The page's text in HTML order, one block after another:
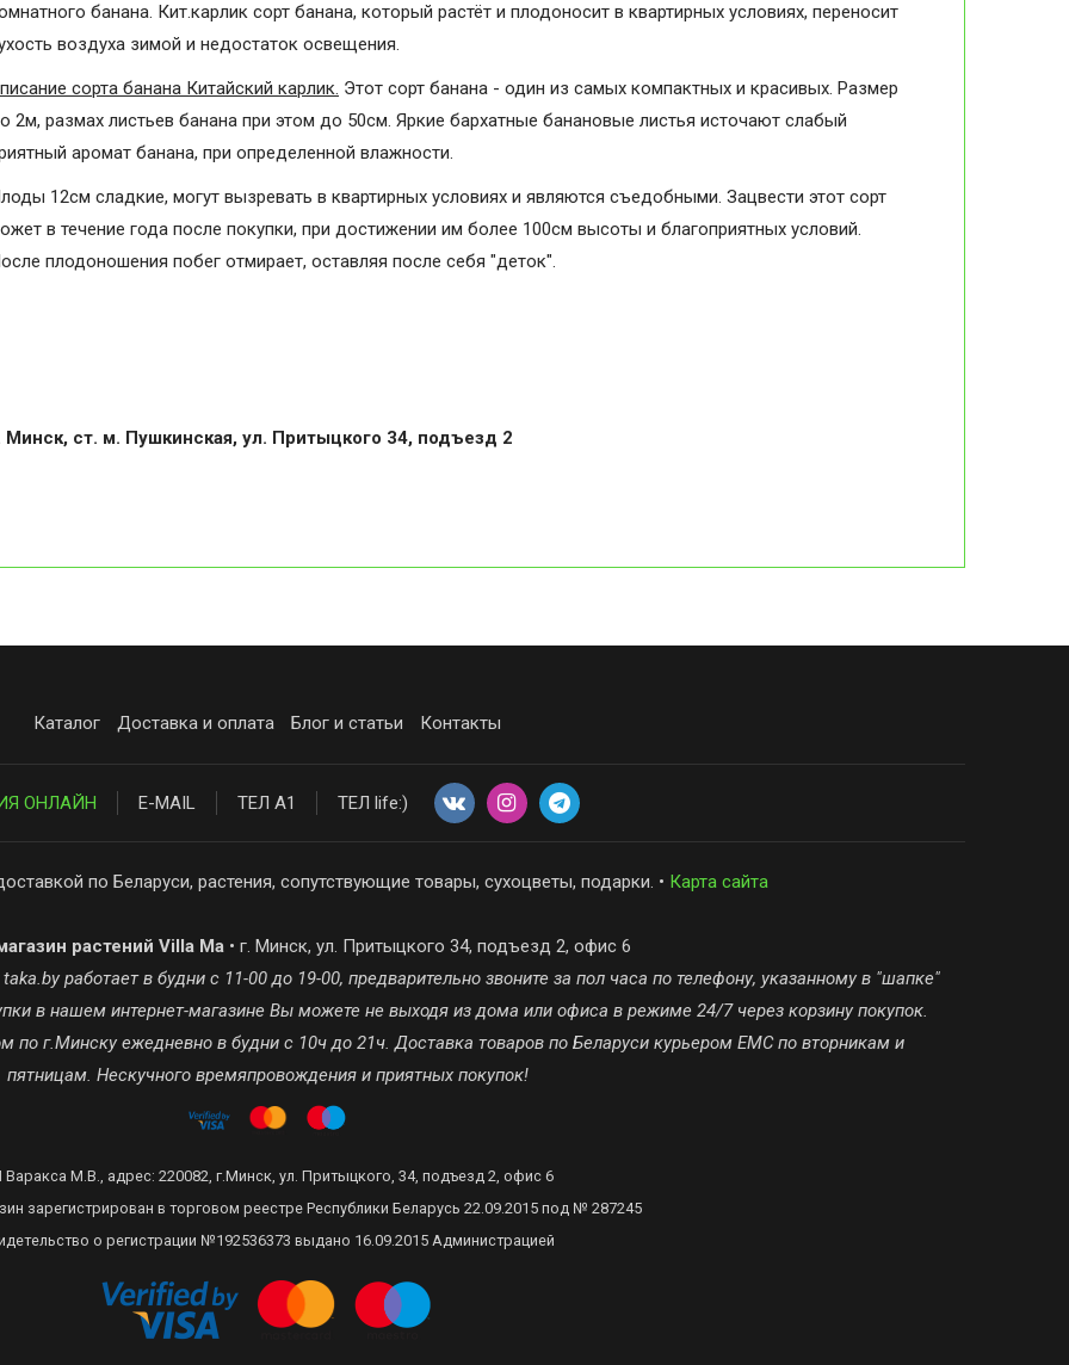
банана. Кит.карлик сорт банана, который растёт и плодоносит в квартирных условиях, переносит
воздуха зимой и недостаток освещения.
сорта банана Китайский карлик. Этот сорт банана - один из самых компактных и красивых. Размер
2м, размах листьев банана при этом до 50см. Яркие бархатные банановые листья источают слабый
аромат банана, при определенной влажности.
12см сладкие, могут вызревать в квартирных условиях и являются съедобными. Зацвести этот сорт
в течение года после покупки, при достижении им более 100см высоты и благоприятных условий.
плодоношения побег отмирает, оставляя после себя "деток".
Минск, ст. м. Пушкинская, ул. Притыцкого 34, подъезд 2
Каталог Доставка и оплата Блог и статьи Контакты
ОНЛАЙН E-MAIL ТЕЛ А1 ТЕЛ life:)
по Беларуси, растения, сопутствующие товары, сухоцветы, подарки. • Карта сайта
растений Villa Ma • г. Минск, ул. Притыцкого 34, подъезд 2, офис 6
работает в будни с 11-00 до 19-00, предварительно звоните за пол часа по телефону, указанному в "шапке"
в нашем интернет-магазине Вы можете не выходя из дома или офиса в режиме 24/7 через корзину покупок.
по г.Минску ежедневно в будни с 10ч до 21ч. Доставка товаров по Беларуси курьером ЕМС по вторникам и
пятницам. Нескучного времяпровождения и приятных покупок!
М.В., адрес: 220082, г.Минск, ул. Притыцкого, 34, подъезд 2, офис 6
зарегистрирован в торговом реестре Республики Беларусь 22.09.2015 под № 287245
о регистрации №192536373 выдано 16.09.2015 Администрацией